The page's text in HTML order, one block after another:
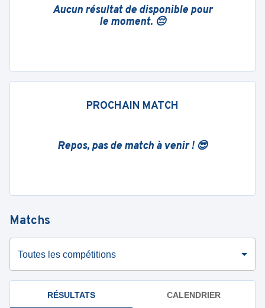
Aucun résultat de disponible pour
le moment. 😔
PROCHAIN MATCH
Repos, pas de match à venir ! 😎
Matchs
Toutes les compétitions
RÉSULTATS CALENDRIER